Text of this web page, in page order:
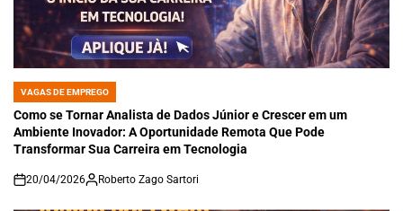
POSTED
IN
VAGAS DE EMPREGO
Como se Tornar Analista de Dados Júnior e Crescer em um
Ambiente Inovador: A Oportunidade Remota Que Pode
Transformar Sua Carreira em Tecnologia
on
20/04/2026 Roberto Zago Sartori